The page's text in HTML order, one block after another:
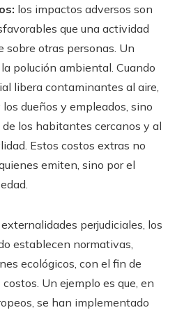
los impactos adversos son
que una actividad
sobre otras personas. Un
polución ambiental. Cuando
libera contaminantes al aire,
dueños y empleados, sino
los habitantes cercanos y al
Estos costos extras no
emiten, sino por el
perjudiciales, los
establecen normativas,
ecológicos, con el fin de
Un ejemplo es que, en
se han implementado